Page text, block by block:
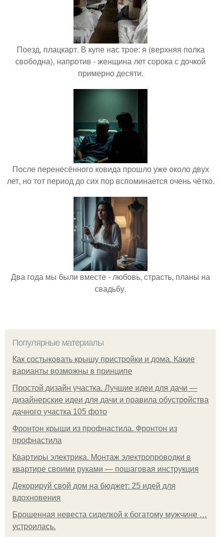
Поезд, плацкарт. В купе нас трое: я (верхняя полка
свободна), напротив - женщина лет сорока с дочкой
примерно десяти.
После перенесённого ковида прошло уже около двух
лет, но тот период до сих пор вспоминается очень чётко.
Два года мы были вместе - любовь, страсть, планы на
свадьбу.
Популярные материалы
Как состыковать крышу пристройки и дома. Какие
варианты возможны в принципе
Простой дизайн участка. Лучшие идеи для дачи —
дизайнерские идеи для дачи и правила обустройства
дачного участка 105 фото
Фронтон крыши из профнастила. Фронтон из
профнастила
Квартиры электрика. Монтаж электропроводки в
квартире своими руками — пошаговая инструкция
Декорируй свой дом на бюджет: 25 идей для
вдохновения
Брошенная невеста сиделкой к богатому мужчине …
устроилась.